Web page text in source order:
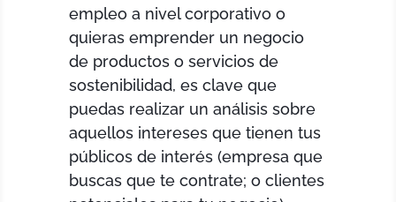
empleo a nivel corporativo o
quieras emprender un negocio
de productos o servicios de
sostenibilidad, es clave que
puedas realizar un análisis sobre
aquellos intereses que tienen tus
públicos de interés (empresa que
buscas que te contrate; o clientes